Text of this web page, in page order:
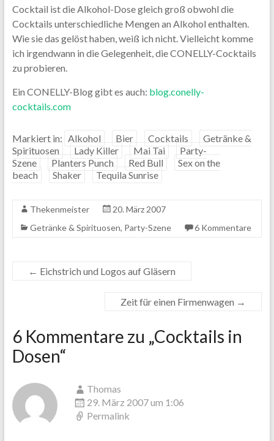
Cocktail ist die Alkohol-Dose gleich groß obwohl die
Cocktails unterschiedliche Mengen an Alkohol enthalten.
Wie sie das gelöst haben, weiß ich nicht. Vielleicht komme
ich irgendwann in die Gelegenheit, die CONELLY-Cocktails
zu probieren.
Ein CONELLY-Blog gibt es auch: blog.conelly-
cocktails.com
Markiert in: Alkohol Bier Cocktails
Getränke &
Spirituosen
Lady Killer Mai Tai
Party-
Szene
Planters Punch Red Bull
Sex on the
beach
Shaker Tequila Sunrise
Thekenmeister
20. März 2007
Getränke & Spirituosen, Party-Szene 6 Kommentare
← Eichstrich und Logos auf Gläsern
Zeit für einen Firmenwagen →
6 Kommentare zu „Cocktails in
Dosen“
Thomas
29. März 2007 um 1:06
Permalink